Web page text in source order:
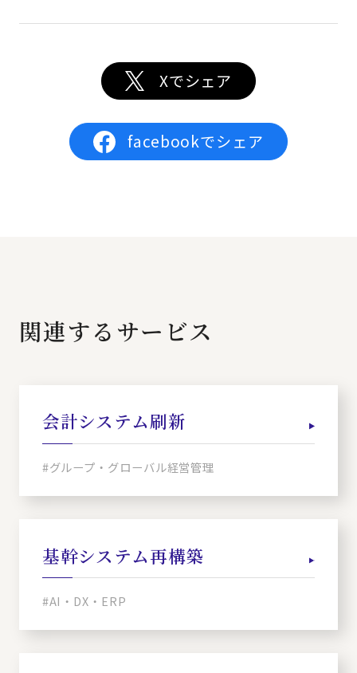
Xでシェア
facebookでシェア
関連するサービス
会計システム刷新
#グループ・グローバル経営管理
基幹システム再構築
#AI・DX・ERP